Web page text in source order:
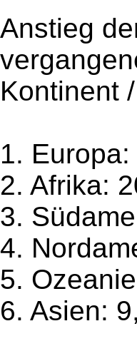
Anstieg
Kontinent
1.
2. Afrika:
3.
4.
5.
6. Asien: